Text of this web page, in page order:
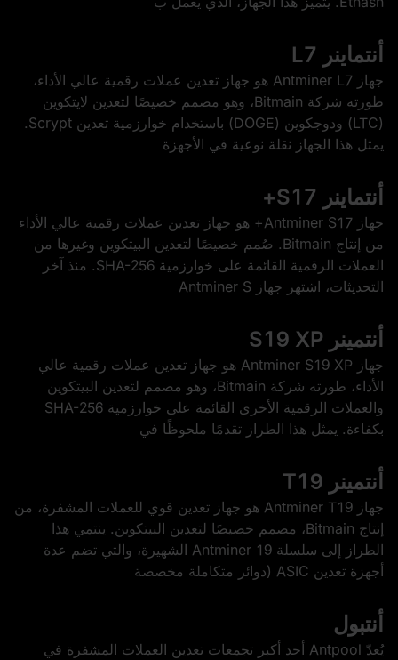
أنتماينر L7
جهاز Antminer L7 هو جهاز تعدين عملات رقمية عالي الأداء،
طورته شركة Bitmain، وهو مصمم خصيصًا لتعدين لايتكوين
(LTC) ودوجكوين (DOGE) باستخدام خوارزمية تعدين Scrypt.
يمثل هذا الجهاز نقلة نوعية في الأجهزة
أنتماينر S17+
جهاز Antminer S17+ هو جهاز تعدين عملات رقمية عالي الأداء
من إنتاج Bitmain. صُمم خصيصًا لتعدين البيتكوين وغيرها من
العملات الرقمية القائمة على خوارزمية SHA-256. منذ آخر
التحديثات، اشتهر جهاز Antminer S
أنتمينر S19 XP
جهاز Antminer S19 XP هو جهاز تعدين عملات رقمية عالي
الأداء، طورته شركة Bitmain، وهو مصمم لتعدين البيتكوين
والعملات الرقمية الأخرى القائمة على خوارزمية SHA-256
بكفاءة. يمثل هذا الطراز تقدمًا ملحوظًا في
أنتمينر T19
جهاز Antminer T19 هو جهاز تعدين قوي للعملات المشفرة، من
إنتاج Bitmain، مصمم خصيصًا لتعدين البيتكوين. ينتمي هذا
الطراز إلى سلسلة Antminer 19 الشهيرة، والتي تضم عدة
أجهزة تعدين ASIC (دوائر متكاملة مخصصة
أنتبول
يُعدّ Antpool أحد أكبر تجمعات تعدين العملات المشفرة في